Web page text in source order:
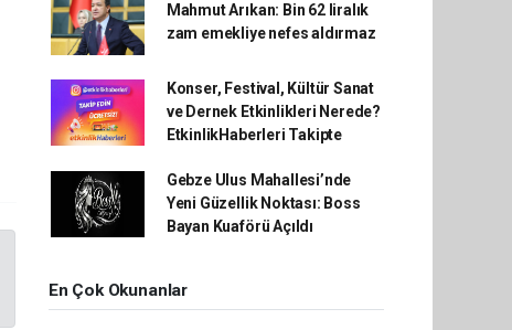
Mahmut Arıkan: Bin 62 liralık
zam emekliye nefes aldırmaz
Konser, Festival, Kültür Sanat
ve Dernek Etkinlikleri Nerede?
EtkinlikHaberleri Takipte
Gebze Ulus Mahallesi’nde
Yeni Güzellik Noktası: Boss
Bayan Kuaförü Açıldı
En Çok Okunanlar